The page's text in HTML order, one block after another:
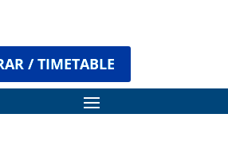
/ TIMETABLE